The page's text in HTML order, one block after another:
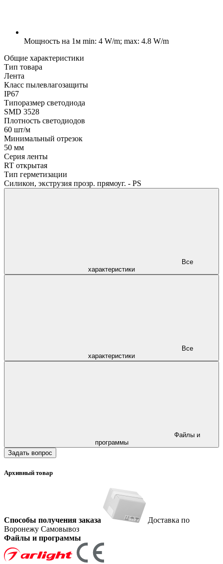
Мощность на 1м min: 4 W/m; max: 4.8 W/m
Общие характеристики
Тип товара
Лента
Класс пылевлагозащиты
IP67
Типоразмер светодиода
SMD 3528
Плотность светодиодов
60 шт/м
Минимальный отрезок
50 мм
Серия ленты
RT открытая
Тип герметизации
Силикон, экструзия прозр. прямоуг. - PS
характеристики
характеристики
программы
Задать вопрос
Архивный товар
Способы получения заказа
Доставка по
Воронежу Самовывоз
Файлы и программы